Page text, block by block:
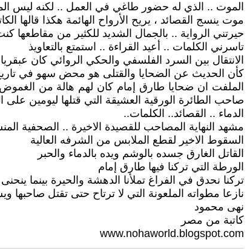
الموت .. الذي له حضور طاغي في العمل .. لكنه ليس
موت ينسج القصائد ، يريح الأرواح الهائمة هكذا قالها
حيرتني الرواية .. بالجمال الشديد للكثير من مقاطعها
تاسرني الكلمات .. أعيد القراءة .. استمتع بالتعاويذ
الانتقال بين السرد الفلسفي والحكي الروائي كان
كأن الحديث عن الضحايا والقتلى هو محض سهو في
الملفت ان ضحايا طارق إمام كان لهم هالة من
صاحب الطائرة الورقية العشيقة التي قتلها ليومين
الدماء .. القصائد.. الكلمات..
مشهد النهاية المصاحب للقصيدة الاخيرة .. الصحفية
السقوط الاخير لقطع الملابس من الشرفه العالية
القاتل الغارق جسده بالوشم ويده بالدماء والحبر
الورطة التي تركنا فيها طارق إمام
تركنا نحدق في الفراغ تملأنا الدهشة والحيرة بينما
نازعا مطواته الملعونة التي لا ترتاح حتى تقتل صاحبها
نهى محمود
كاتبة من مصر
www.nohaworld.blogspot.com